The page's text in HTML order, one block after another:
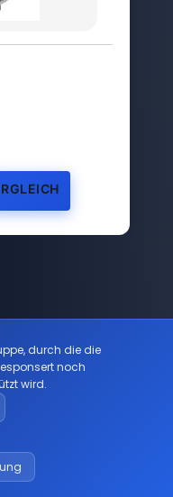
durch die die
noch
wird.